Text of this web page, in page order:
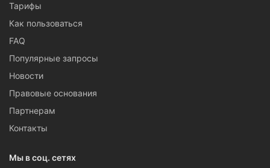
Тарифы
Как пользоваться
FAQ
Популярные запросы
Новости
Правовые основания
Партнерам
Контакты
Мы в соц. сетях